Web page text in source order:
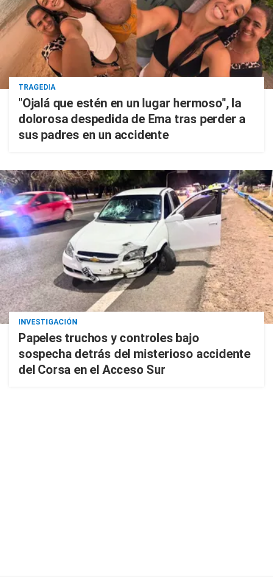
TRAGEDIA
"Ojalá que estén en un lugar hermoso", la
dolorosa despedida de Ema tras perder a
sus padres en un accidente
INVESTIGACIÓN
Papeles truchos y controles bajo
sospecha detrás del misterioso accidente
del Corsa en el Acceso Sur